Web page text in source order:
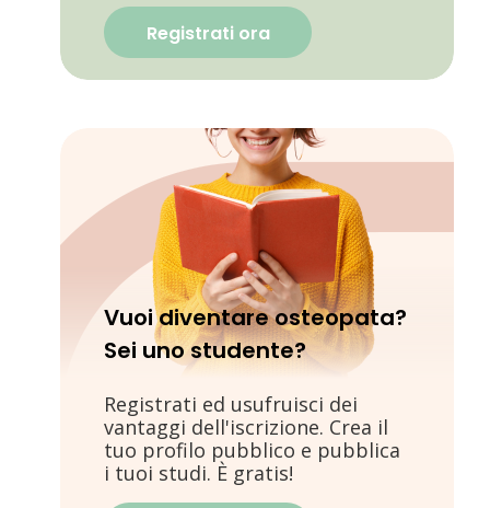
Registrati ora
Vuoi diventare osteopata?
Sei uno studente?
Registrati ed usufruisci dei
vantaggi dell'iscrizione. Crea il
tuo profilo pubblico e pubblica
i tuoi studi. È gratis!